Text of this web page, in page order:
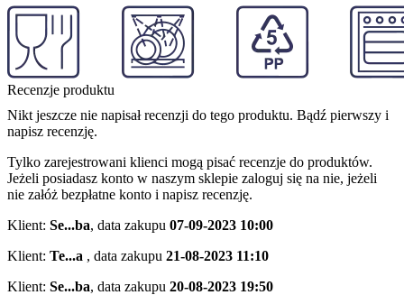
Recenzje produktu
Nikt jeszcze nie napisał recenzji do tego produktu. Bądź pierwszy i
napisz recenzję.
Tylko zarejestrowani klienci mogą pisać recenzje do produktów.
Jeżeli posiadasz konto w naszym sklepie zaloguj się na nie, jeżeli
nie załóż bezpłatne konto i napisz recenzję.
Klient: Se...ba, data zakupu 07-09-2023 10:00
Klient: Te...a , data zakupu 21-08-2023 11:10
Klient: Se...ba, data zakupu 20-08-2023 19:50